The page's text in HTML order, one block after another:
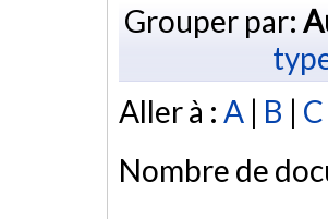
Grouper par:
Aller à : A | B | C
Nombre de